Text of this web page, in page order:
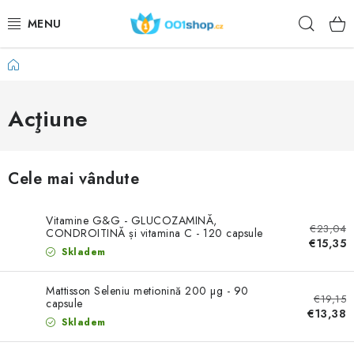
DOPLŇKY STRAVY
COSMETICE
SUBIECTE
ACŢIUNE
DÁRKY PRO ZDRAVÍ
Acasă
Acţiune
Cele mai vândute
Vitamine G&G - GLUCOZAMINĂ,
CONDROITINĂ și vitamina C - 120 capsule
Skladem
€23,04
€15,35
Mattisson Seleniu metionină 200 µg - 90
capsule
Skladem
€19,15
€13,38